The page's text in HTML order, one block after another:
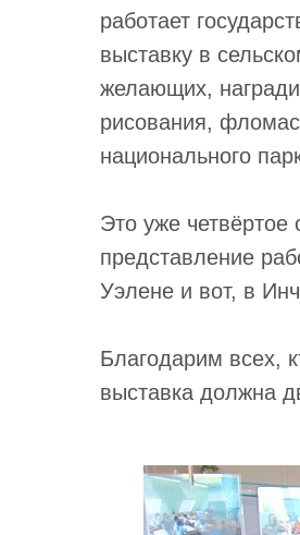
работает
выставку в
желающих,
рисования,
национального
Это уже
представление
Уэлене и вот, в
Благодарим всех,
выставка должна